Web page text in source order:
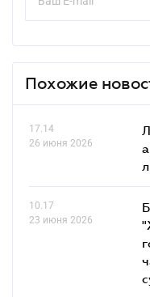
Похожие
17.14
26 июня 2026
10.17
23 июня 2026